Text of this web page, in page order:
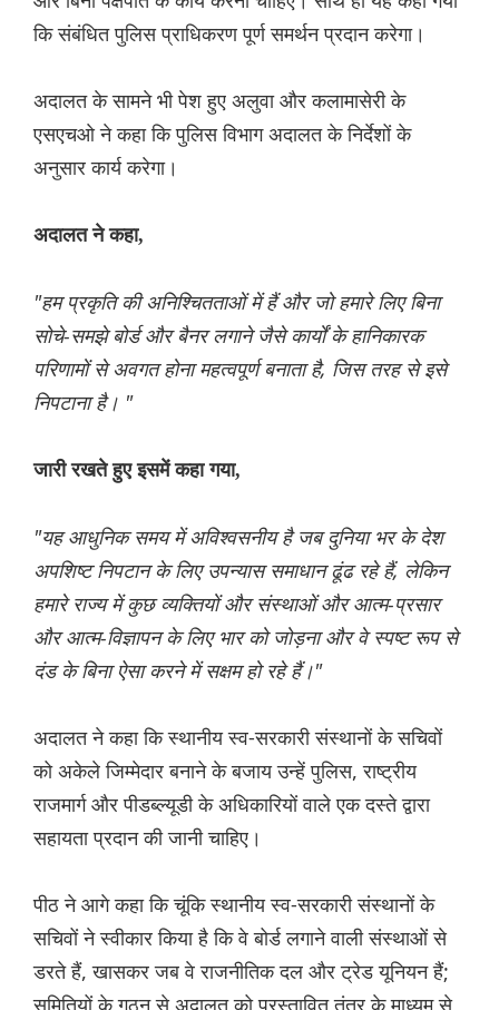
कि संबंधित पुलिस प्राधिकरण पूर्ण समर्थन प्रदान करेगा।
अदालत के सामने भी पेश हुए अलुवा और कलामासेरी के
एसएचओ ने कहा कि पुलिस विभाग अदालत के निर्देशों के
अनुसार कार्य करेगा।
अदालत ने कहा,
"हम प्रकृति की अनिश्चितताओं में हैं और जो हमारे लिए बिना
सोचे-समझे बोर्ड और बैनर लगाने जैसे कार्यों के हानिकारक
परिणामों से अवगत होना महत्वपूर्ण बनाता है, जिस तरह से इसे
निपटाना है। "
जारी रखते हुए इसमें कहा गया,
"यह आधुनिक समय में अविश्वसनीय है जब दुनिया भर के देश
अपशिष्ट निपटान के लिए उपन्यास समाधान ढूंढ रहे हैं, लेकिन
हमारे राज्य में कुछ व्यक्तियों और संस्थाओं और आत्म-प्रसार
और आत्म-विज्ञापन के लिए भार को जोड़ना और वे स्पष्ट रूप से
दंड के बिना ऐसा करने में सक्षम हो रहे हैं।"
अदालत ने कहा कि स्थानीय स्व-सरकारी संस्थानों के सचिवों
को अकेले जिम्मेदार बनाने के बजाय उन्हें पुलिस, राष्ट्रीय
राजमार्ग और पीडब्ल्यूडी के अधिकारियों वाले एक दस्ते द्वारा
सहायता प्रदान की जानी चाहिए।
पीठ ने आगे कहा कि चूंकि स्थानीय स्व-सरकारी संस्थानों के
सचिवों ने स्वीकार किया है कि वे बोर्ड लगाने वाली संस्थाओं से
डरते हैं, खासकर जब वे राजनीतिक दल और ट्रेड यूनियन हैं;